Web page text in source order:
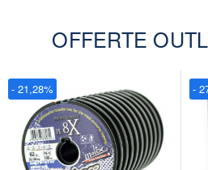
OFFERTE
- 21,28% -